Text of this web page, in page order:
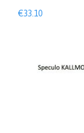
€33.10